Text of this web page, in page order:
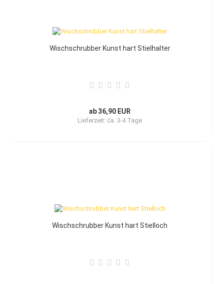
Wischschrubber Kunst hart Stielhalter
ab 36,90 EUR
Lieferzeit: ca. 3-4 Tage
Wischschrubber Kunst hart Stielloch